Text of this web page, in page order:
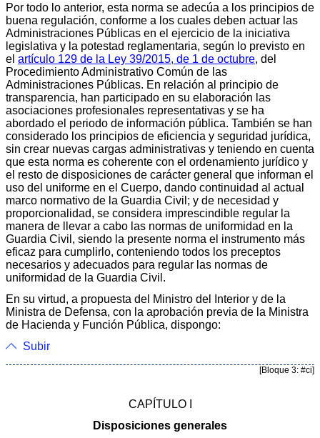
Por todo lo anterior, esta norma se adecúa a los principios de
buena regulación, conforme a los cuales deben actuar las
Administraciones Públicas en el ejercicio de la iniciativa
legislativa y la potestad reglamentaria, según lo previsto en
el artículo 129 de la Ley 39/2015, de 1 de octubre, del
Procedimiento Administrativo Común de las
Administraciones Públicas. En relación al principio de
transparencia, han participado en su elaboración las
asociaciones profesionales representativas y se ha
abordado el periodo de información pública. También se han
considerado los principios de eficiencia y seguridad jurídica,
sin crear nuevas cargas administrativas y teniendo en cuenta
que esta norma es coherente con el ordenamiento jurídico y
el resto de disposiciones de carácter general que informan el
uso del uniforme en el Cuerpo, dando continuidad al actual
marco normativo de la Guardia Civil; y de necesidad y
proporcionalidad, se considera imprescindible regular la
manera de llevar a cabo las normas de uniformidad en la
Guardia Civil, siendo la presente norma el instrumento más
eficaz para cumplirlo, conteniendo todos los preceptos
necesarios y adecuados para regular las normas de
uniformidad de la Guardia Civil.
En su virtud, a propuesta del Ministro del Interior y de la
Ministra de Defensa, con la aprobación previa de la Ministra
de Hacienda y Función Pública, dispongo:
Subir
[Bloque 3: #ci]
CAPÍTULO I
Disposiciones generales